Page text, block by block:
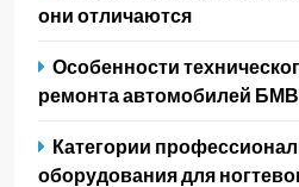
они отличаются
Особенности
ремонта автомобилей БМВ
Категории
оборудования для